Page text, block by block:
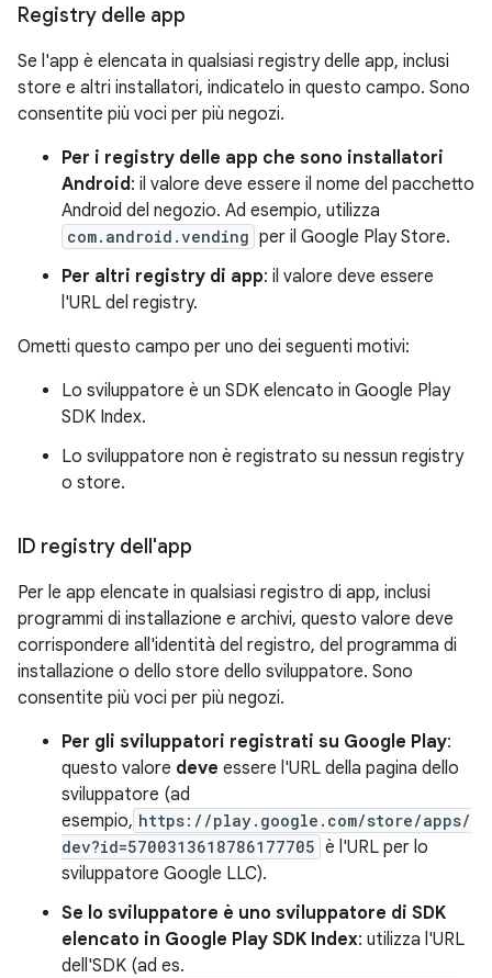
Registry delle app
Se l'app è elencata in qualsiasi registry delle app, inclusi
store e altri installatori, indicatelo in questo campo. Sono
consentite più voci per più negozi.
Per i registry delle app che sono installatori
Android: il valore deve essere il nome del pacchetto
Android del negozio. Ad esempio, utilizza
com.android.vending per il Google Play Store.
Per altri registry di app: il valore deve essere
l'URL del registry.
Ometti questo campo per uno dei seguenti motivi:
Lo sviluppatore è un SDK elencato in Google Play
SDK Index.
Lo sviluppatore non è registrato su nessun registry
o store.
ID registry dell'app
Per le app elencate in qualsiasi registro di app, inclusi
programmi di installazione e archivi, questo valore deve
corrispondere all'identità del registro, del programma di
installazione o dello store dello sviluppatore. Sono
consentite più voci per più negozi.
Per gli sviluppatori registrati su Google Play:
questo valore deve essere l'URL della pagina dello
sviluppatore (ad
esempio, https://play.google.com/store/apps/
dev?id=5700313618786177705 è l'URL per lo
sviluppatore Google LLC).
Se lo sviluppatore è uno sviluppatore di SDK
elencato in Google Play SDK Index: utilizza l'URL
dell'SDK (ad es.